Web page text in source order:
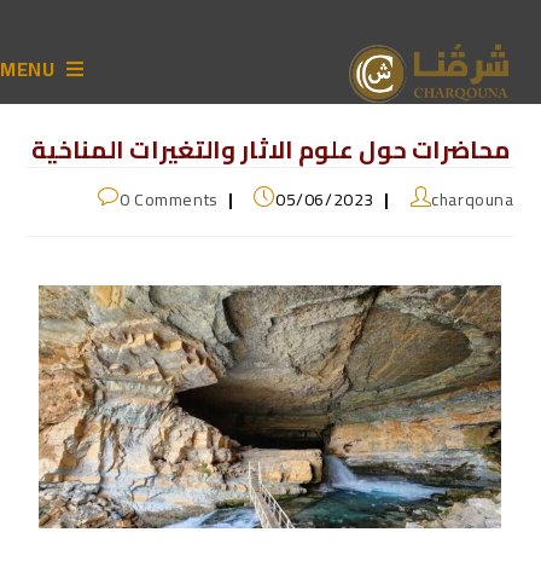
MENU
محاضرات حول علوم الاثار والتغيرات المناخية
charqouna
05/06/2023
0 Comments